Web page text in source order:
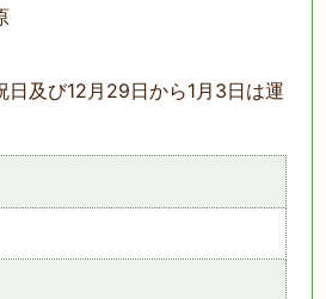
日及び12月29日から1月3日は運